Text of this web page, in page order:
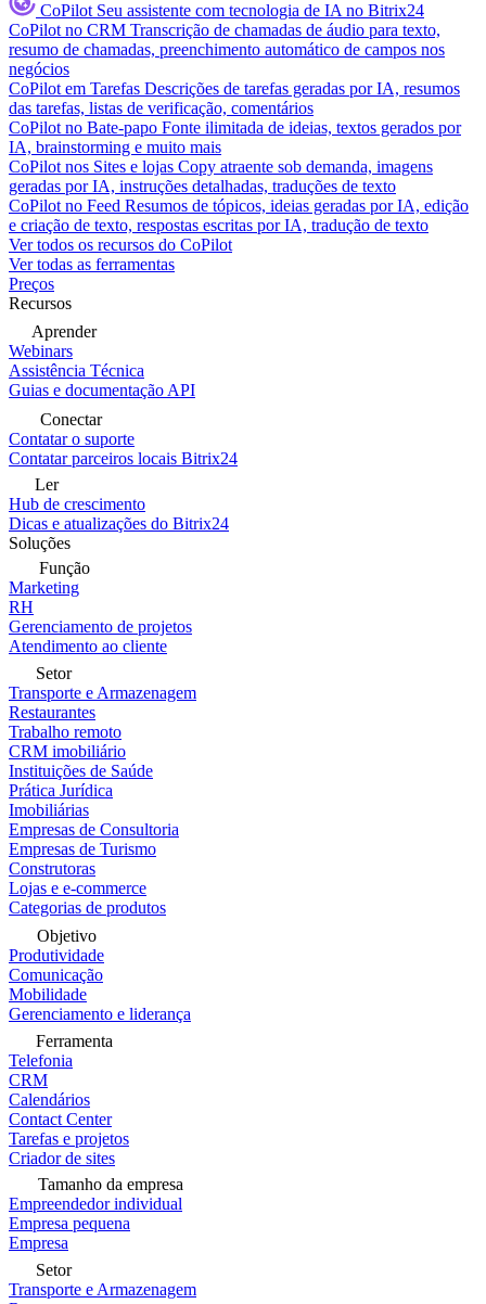
CoPilot Seu assistente com tecnologia de IA no Bitrix24
CoPilot no CRM Transcrição de chamadas de áudio para texto,
resumo de chamadas, preenchimento automático de campos nos
negócios
CoPilot em Tarefas Descrições de tarefas geradas por IA, resumos
das tarefas, listas de verificação, comentários
CoPilot no Bate-papo Fonte ilimitada de ideias, textos gerados por
IA, brainstorming e muito mais
CoPilot nos Sites e lojas Copy atraente sob demanda, imagens
geradas por IA, instruções detalhadas, traduções de texto
CoPilot no Feed Resumos de tópicos, ideias geradas por IA, edição
e criação de texto, respostas escritas por IA, tradução de texto
Ver todos os recursos do CoPilot
Ver todas as ferramentas
Preços
Recursos
Aprender
Webinars
Assistência Técnica
Guias e documentação API
Conectar
Contatar o suporte
Contatar parceiros locais Bitrix24
Ler
Hub de crescimento
Dicas e atualizações do Bitrix24
Soluções
Função
Marketing
RH
Gerenciamento de projetos
Atendimento ao cliente
Setor
Transporte e Armazenagem
Restaurantes
Trabalho remoto
CRM imobiliário
Instituições de Saúde
Prática Jurídica
Imobiliárias
Empresas de Consultoria
Empresas de Turismo
Construtoras
Lojas e e-commerce
Categorias de produtos
Objetivo
Produtividade
Comunicação
Mobilidade
Gerenciamento e liderança
Ferramenta
Telefonia
CRM
Calendários
Contact Center
Tarefas e projetos
Criador de sites
Tamanho da empresa
Empreendedor individual
Empresa pequena
Empresa
Setor
Transporte e Armazenagem